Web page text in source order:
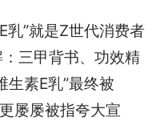
乳”就是Z世代消费者
三甲背书、功效精
生素E乳”最终被
屡屡被指夸大宣